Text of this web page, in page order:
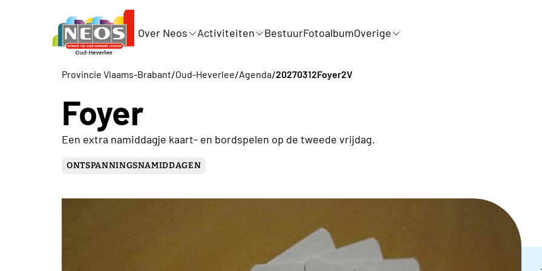
Over Neos Activiteiten BestuurFotoalbumOverige
Provincie Vlaams-Brabant/Oud-Heverlee/Agenda/20270312Foyer2V
Foyer
Een extra namiddagje kaart- en bordspelen op de tweede vrijdag.
ONTSPANNINGSNAMIDDAGEN